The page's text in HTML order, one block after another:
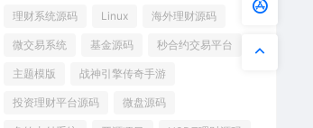
理财系统源码 Linux 海外理财源码
微交易系统 基金源码 秒合约交易平台
主题模版 战神引擎传奇手游
投资理财平台源码 微盘源码